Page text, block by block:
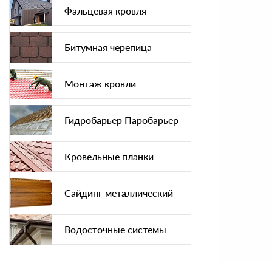
Фальцевая кровля
Битумная черепица
Монтаж кровли
Гидробарьер Паробарьер
Кровельные планки
Сайдинг металлический
Водосточные системы